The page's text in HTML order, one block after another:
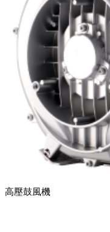
高壓鼓風機